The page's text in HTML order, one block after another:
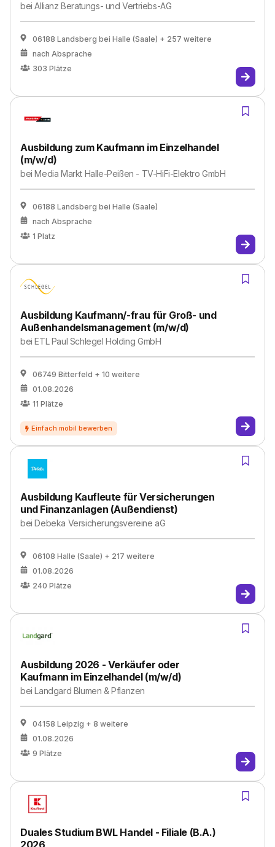
beiAllianz Beratungs- und Vertriebs-AG
06188 Landsberg bei Halle (Saale) + 257 weitere
nach Absprache
303 Plätze
Ausbildung zum Kaufmann im Einzelhandel
(m/w/d)
beiMedia Markt Halle-Peißen - TV-HiFi-Elektro GmbH
06188 Landsberg bei Halle (Saale)
nach Absprache
1 Platz
Ausbildung Kaufmann/-frau für Groß- und
Außenhandelsmanagement (m/w/d)
beiETL Paul Schlegel Holding GmbH
06749 Bitterfeld + 10 weitere
01.08.2026
11 Plätze
Ausbildung Kaufleute für Versicherungen
und Finanzanlagen (Außendienst)
beiDebeka Versicherungsvereine aG
06108 Halle (Saale) + 217 weitere
01.08.2026
240 Plätze
Ausbildung 2026 - Verkäufer oder
Kaufmann im Einzelhandel (m/w/d)
beiLandgard Blumen & Pflanzen
04158 Leipzig + 8 weitere
01.08.2026
9 Plätze
Duales Studium BWL Handel - Filiale (B.A.)
2026